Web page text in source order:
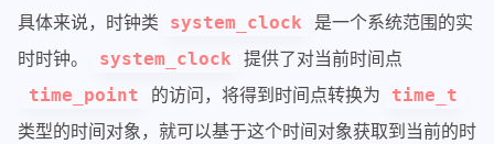
具体来说，时钟类 system_clock
是一个系统范围的实
时时钟。
system_clock 提供了对当前时间点
time_point 的访问，将得到时间点转换为 time_t
类型的时间对象，就可以基于这个时间对象获取到当前的时